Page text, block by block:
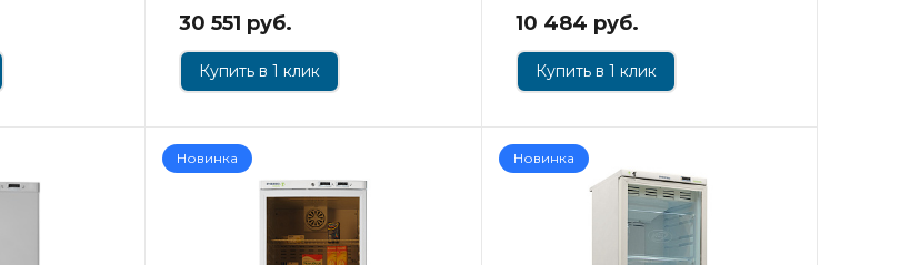
30 551 руб.
Купить в 1 клик
10 484 руб.
Купить в 1 клик
Новинка Новинка